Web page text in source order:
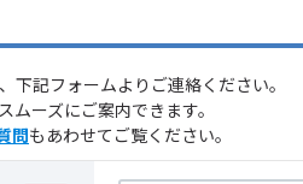
記フォームよりご連絡ください。
ーズにご案内できます。
問もあわせてご覧ください。